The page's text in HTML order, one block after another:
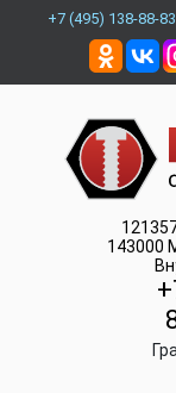
+7 (495) 138-88-83
143000